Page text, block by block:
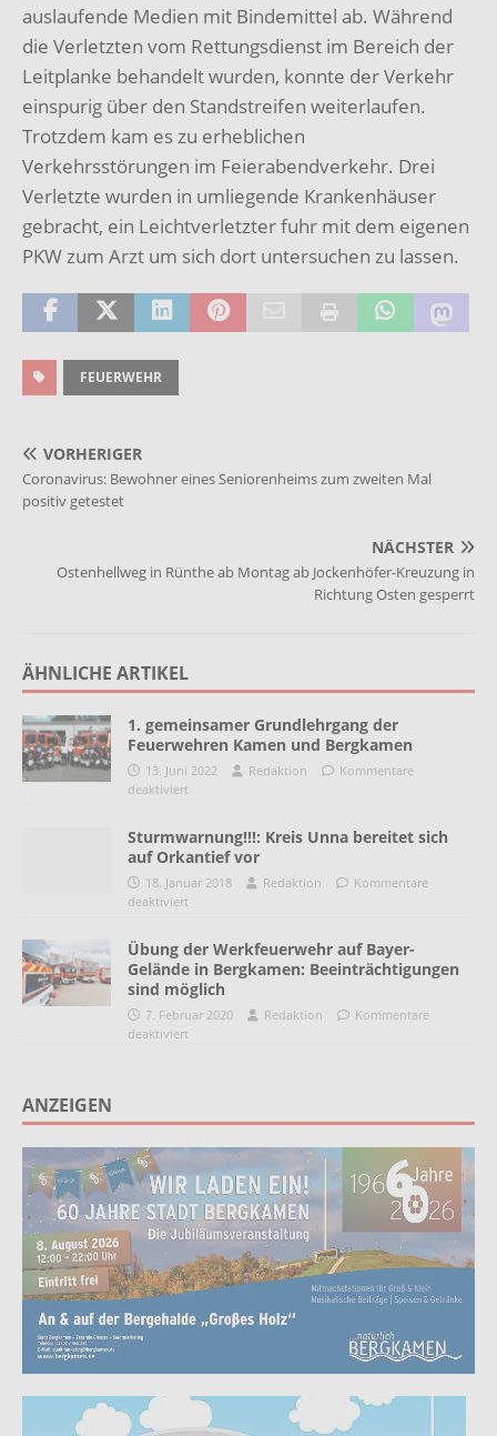
auslaufende Medien mit Bindemittel ab. Während
die Verletzten vom Rettungsdienst im Bereich der
Leitplanke behandelt wurden, konnte der Verkehr
einspurig über den Standstreifen weiterlaufen.
Trotzdem kam es zu erheblichen
Verkehrsstörungen im Feierabendverkehr. Drei
Verletzte wurden in umliegende Krankenhäuser
gebracht, ein Leichtverletzter fuhr mit dem eigenen
PKW zum Arzt um sich dort untersuchen zu lassen.
FEUERWEHR
VORHERIGER
Coronavirus: Bewohner eines Seniorenheims zum zweiten Mal
positiv getestet
NÄCHSTER
Ostenhellweg in Rünthe ab Montag ab Jockenhöfer-Kreuzung in
Richtung Osten gesperrt
ÄHNLICHE ARTIKEL
1. gemeinsamer Grundlehrgang der
Feuerwehren Kamen und Bergkamen
13. Juni 2022 Redaktion
Kommentare
deaktiviert
Sturmwarnung!!!: Kreis Unna bereitet sich
auf Orkantief vor
18. Januar 2018 Redaktion
Kommentare
deaktiviert
Übung der Werkfeuerwehr auf Bayer-
Gelände in Bergkamen: Beeinträchtigungen
sind möglich
7. Februar 2020 Redaktion
Kommentare
deaktiviert
ANZEIGEN